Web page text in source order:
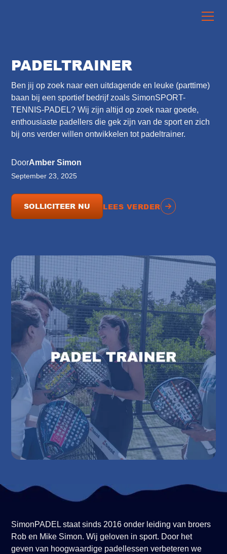
PADELTRAINER
Ben jij op zoek naar een uitdagende en leuke (parttime)
baan bij een sportief bedrijf zoals SimonSPORT-
TENNIS-PADEL? Wij zijn altijd op zoek naar goede,
enthousiaste padellers die gek zijn van de sport en zich
bij ons verder willen ontwikkelen tot padeltrainer.
DoorAmber Simon
September 23, 2025
SOLLICITEER NU LEES VERDER
SimonPADEL staat sinds 2016 onder leiding van broers
Rob en Mike Simon. Wij geloven in sport. Door het
geven van hoogwaardige padellessen verbeteren we